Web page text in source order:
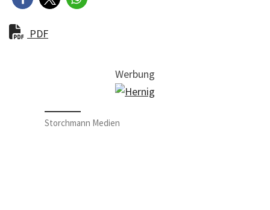
PDF
Werbung
Storchmann Medien